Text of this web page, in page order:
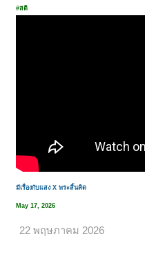
#สติ
มีเรื่องกับแสง X พระสิ้นคิด
May 17, 2026
22 พฤษภาคม 2026